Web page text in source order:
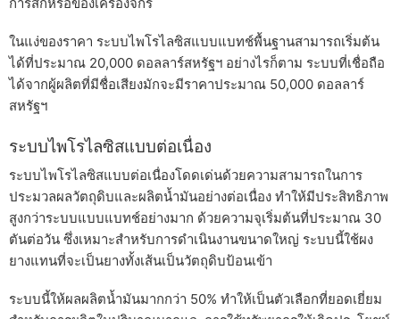
ในแง่ของราคา ระบบไพโรไลซิสแบบแบทช์พื้นฐานสามารถเริ่มต้น
ได้ที่ประมาณ 20,000 ดอลลาร์สหรัฐฯ อย่างไรก็ตาม ระบบที่เชื่อถือ
ได้จากผู้ผลิตที่มีชื่อเสียงมักจะมีราคาประมาณ 50,000 ดอลลาร์
สหรัฐฯ
ระบบไพโรไลซิสแบบต่อเนื่อง
ระบบไพโรไลซิสแบบต่อเนื่องโดดเด่นด้วยความสามารถในการ
ประมวลผลวัตถุดิบและผลิตน้ำมันอย่างต่อเนื่อง ทำให้มีประสิทธิภาพ
สูงกว่าระบบแบบแบทช์อย่างมาก ด้วยความจุเริ่มต้นที่ประมาณ 30
ตันต่อวัน ซึ่งเหมาะสำหรับการดำเนินงานขนาดใหญ่ ระบบนี้ใช้ผง
ยางแทนที่จะเป็นยางทั้งเส้นเป็นวัตถุดิบป้อนเข้า
ระบบนี้ให้ผลผลิตน้ำมันมากกว่า 50% ทำให้เป็นตัวเลือกที่ยอดเยี่ยม